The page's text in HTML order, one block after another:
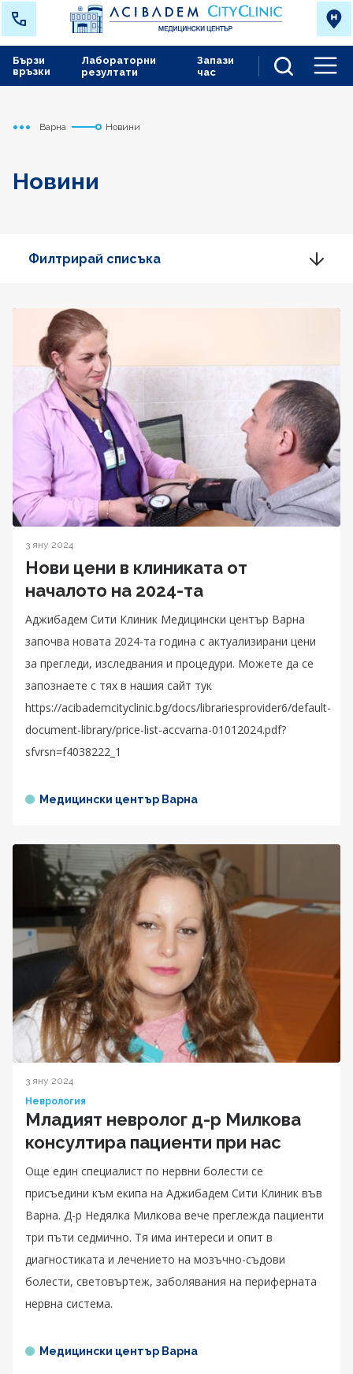
Лабораторни
резултати
Запази
час
Бързи
връзки
Начало
Варна Новини
Новини
Филтрирай списъка
3 яну 2024
Нови цени в клиниката от
началото на 2024-та
Аджибадем Сити Клиник Медицински център Варна
започва новата 2024-та година с актуализирани цени
за прегледи, изследвания и процедури. Можете да се
запознаете с тях в нашия сайт тук
https://acibademcityclinic.bg/docs/librariesprovider6/default-
document-library/price-list-accvarna-01012024.pdf?
sfvrsn=f4038222_1
Медицински център Варна
3 яну 2024
Неврология
Младият невролог д-р Милкова
консултира пациенти при нас
Още един специалист по нервни болести се
присъедини към екипа на Аджибадем Сити Клиник във
Варна. Д-р Недялка Милкова вече преглежда пациенти
три пъти седмично. Тя има интереси и опит в
диагностиката и лечението на мозъчно-съдови
болести, световъртеж, заболявания на периферната
нервна система.
Медицински център Варна